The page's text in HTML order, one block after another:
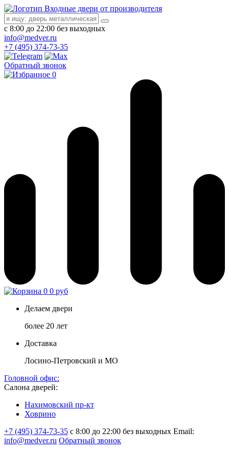
Входные двери от производителя
с 8:00 до 22:00 без выходных
info@medver.ru
+7 (495) 374-73-35
Обратный звонок
0
0 0 руб
Делаем двери
более 20 лет
Доставка
Лосино-Петровский и МО
Головной офис:
Салона дверей:
Нахимовский пр-кт
Ховрино
+7 (495) 374-73-35 с 8:00 до 22:00 без выходных Email:
info@medver.ru Обратный звонок